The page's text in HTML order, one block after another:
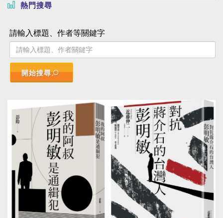
熱門搜尋
請輸入標題、作者等關鍵字
開始搜尋